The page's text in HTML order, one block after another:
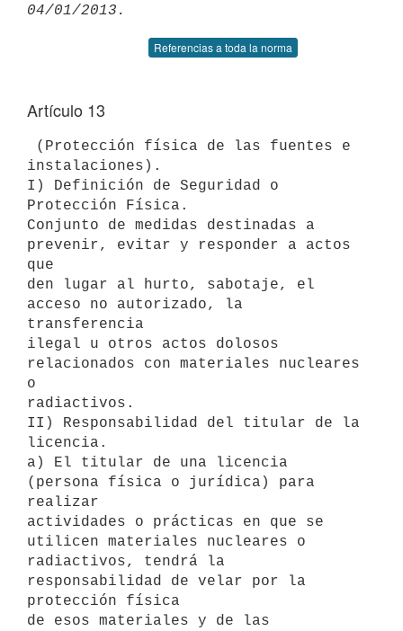
Referencias a toda la norma
Artículo 13
instalaciones).
I) Definición de Seguridad o
Protección Física.
Conjunto de medidas destinadas a
prevenir, evitar y responder a actos
que
den lugar al hurto, sabotaje, el
acceso no autorizado, la
transferencia
ilegal u otros actos dolosos
relacionados con materiales nucleares
o
radiactivos.
II) Responsabilidad del titular de la
licencia.
a) El titular de una licencia
(persona física o jurídica) para
realizar
actividades o prácticas en que se
utilicen materiales nucleares o
radiactivos, tendrá la
responsabilidad de velar por la
protección física
de esos materiales y de las